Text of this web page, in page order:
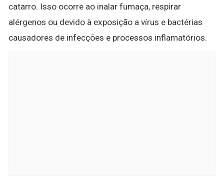
catarro. Isso ocorre ao inalar fumaça, respirar
alérgenos ou devido à exposição a vírus e bactérias
causadores de infecções e processos inflamatórios.